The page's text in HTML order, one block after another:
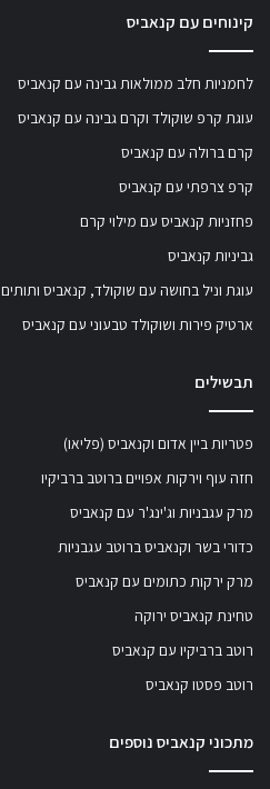
קינוחים עם קנאביס
לחמניות חלב ממולאות גבינה עם קנאביס
עוגת קרפ שוקולד וקרם גבינה עם קנאביס
קרם ברולה עם קנאביס
קרפ צרפתי עם קנאביס
פחזניות קנאביס עם מילוי קרם
גביניות קנאביס
עוגת וניל בחושה עם שוקולד, קנאביס ותותים
ארטיק פירות ושוקולד טבעוני עם קנאביס
תבשילים
פטריות ביין אדום וקנאביס (פליאו)
חזה עוף וירקות אפויים ברוטב ברביקיו
מרק עגבניות וג'ינג'ר עם קנאביס
כדורי בשר וקנאביס ברוטב עגבניות
מרק ירקות כתומים עם קנאביס
טחינת קנאביס ירוקה
רוטב ברביקיו עם קנאביס
רוטב פסטו קנאביס
מתכוני קנאביס נוספים